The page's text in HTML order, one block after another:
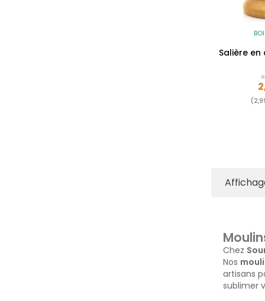
Salière
Chez
Nos
artisans
sublimer